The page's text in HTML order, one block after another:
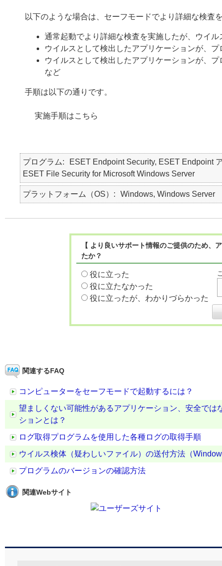
以下のような場合は、セーフモードでより詳細な検査
通常起動でより詳細な検査を実施したが、ウイ
ウイルスとして検出したアプリケーションが、
ウイルスとして検出したアプリケーションが、
など
手順は以下の通りです。
実施手順はこちら
プログラム
ESET Endpoint Security, ESET Endpoint
ESET File Security for Microsoft Windows Server
プラットフォーム（OS） Windows, Windows Server
【 より良いサポート情報のご提供のため
たか？
役に立った
役に立たなかった
役に立ったが、わかりづらかった
関連するFAQ
コンピューターをセーフモードで起動するには？
望ましくない可能性があるアプリケーション、安全で
ションとは？
ログ取得プログラムを使用した各種ログの取得手順
ウイルス検体（疑わしいファイル）の送付方法（
プログラムのバージョンの確認方法
関連Webサイト